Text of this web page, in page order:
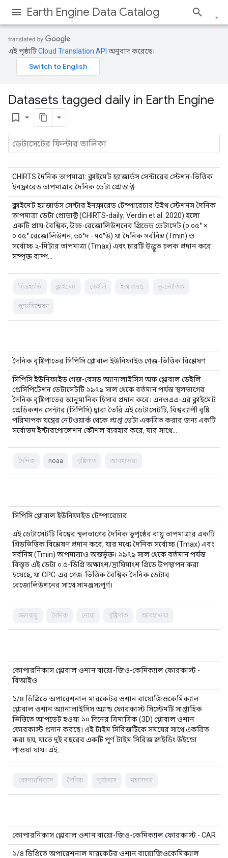
Earth Engine Data Catalog
এই পৃষ্ঠাটিCloud Translation API অনুবাদ করেছে।
Datasets tagged daily in Earth Engine
bookmark_border
CHIRTS দৈনিক তাপমাত্রা: ক্লাইমেট হ্যাজার্ডস সেন্টারের স্টেশন-ভিত্তিক
ইনফ্রারেড তাপমাত্রার দৈনিক ডেটা প্রোডাক্ট
ক্লাইমেট হ্যাজার্ডস সেন্টার ইনফ্রারেড টেম্পারেচার উইথ স্টেশনস দৈনিক
তাপমাত্রা ডেটা প্রোডাক্ট (CHIRTS-daily; Verdin et al. 2020) হলো
একটি প্রায়-বৈশ্বিক, উচ্চ-রেজোলিউশনের গ্রিডেড ডেটাসেট (০.০৫° ×
০.০৫° রেজোলিউশন, ৬০°দ - ৭০°উ) যা দৈনিক সর্বনিম্ন (Tmin) ও
সর্বোচ্চ ২-মিটার তাপমাত্রা (Tmax) এবং চারটি উদ্ভূত চলক প্রদান করে:
সম্পৃক্ত বাষ্প…
সিএইচজি ক্লাইমেট ডেইলি ইআরএ৫ ভূ-ভৌতিক
পুনঃবিশ্লেষণ
দৈনিক বৃষ্টিপাতের সিপিসি গ্লোবাল ইউনিফাইড গেজ-ভিত্তিক বিশ্লেষণ
সিপিসি ইউনিফাইড গেজ-বেসড অ্যানালাইসিস অফ গ্লোবাল ডেইলি
প্রেসিপিটেশন ডেটাসেটটি ১৯৭৯ সাল থেকে বর্তমান পর্যন্ত স্থলভাগের
দৈনিক বৃষ্টিপাতের আনুমানিক হিসাব প্রদান করে। এনওএএ-এর ক্লাইমেট
প্রেডিকশন সেন্টার (সিপিসি) দ্বারা তৈরি এই ডেটাসেটটি, বিশ্বব্যাপী বৃষ্টি
পরিমাপক যন্ত্রের নেটওয়ার্ক থেকে প্রাপ্ত ডেটা একত্রিত করার জন্য একটি
সর্বোত্তম ইন্টারপোলেশন কৌশল ব্যবহার করে, যার সাথে…
দৈনিক noaa বৃষ্টিপাত আবহাওয়া
সিপিসি গ্লোবাল ইউনিফাইড টেম্পারেচার
এই ডেটাসেটটি বিশ্বের স্থলভাগের দৈনিক ভূপৃষ্ঠের বায়ু তাপমাত্রার একটি
গ্রিডভিত্তিক বিশ্লেষণ প্রদান করে, যার মধ্যে দৈনিক সর্বোচ্চ (Tmax) এবং
সর্বনিম্ন (Tmin) তাপমাত্রাও অন্তর্ভুক্ত। ১৯৭৯ সাল থেকে বর্তমান পর্যন্ত
বিস্তৃত এই ডেটা ০.৫-ডিগ্রি অক্ষাংশ/দ্রাঘিমাংশ গ্রিডে উপস্থাপন করা
হয়েছে, যা CPC-এর গেজ-ভিত্তিক বৈশ্বিক দৈনিক ডেটার
রেজোলিউশনের সাথে সামঞ্জস্যপূর্ণ।
জলবায়ু দৈনিক নোয়া বৃষ্টিপাত আবহাওয়া
কোপারনিকাস গ্লোবাল ওশান বায়ো-জিও-কেমিক্যাল ফোরকাস্ট -
বিআইও
১/৪ ডিগ্রিতে অপারেশনাল মারকেটর ওশান বায়োজিওকেমিক্যাল
গ্লোবাল ওশান অ্যানালাইসিস অ্যান্ড ফোরকাস্ট সিস্টেমটি সাপ্তাহিক
ভিত্তিতে আপডেট হওয়া ১০ দিনের ত্রিমাত্রিক (3D) গ্লোবাল ওশান
ফোরকাস্ট প্রদান করছে। এই টাইম সিরিজটিকে সময়ের সাথে একত্রিত
করা হয়, যাতে দুই বছরের একটি পূর্ণ টাইম সিরিজ স্লাইডিং উইন্ডো
পাওয়া যায়। এই…
কোপারনিকাস দৈনিক পূর্বাভাস মহাসাগর
কোপারনিকাস গ্লোবাল ওশান বায়ো-জিও-কেমিক্যাল ফোরকাস্ট - CAR
১/৪ ডিগ্রিতে অপারেশনাল মারকেটর ওশান বায়োজিওকেমিক্যাল